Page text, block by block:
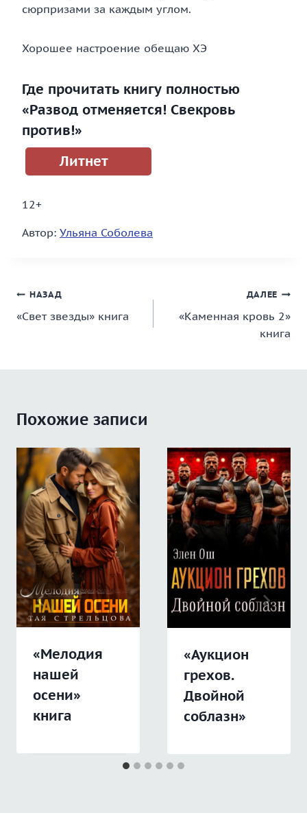
сюрпризами за каждым углом.
Хорошее настроение обещаю ХЭ
Где прочитать книгу полностью
«Развод отменяется! Свекровь
против!»
Литнет
12+
Автор: Ульяна Соболева
Навигация
по
НАЗАД
«Свет звезды» книга
ДАЛЕЕ
«Каменная кровь 2»
книга
Похожие записи
«Мелодия
нашей
осени»
книга
«Аукцион
грехов.
Двойной
соблазн»